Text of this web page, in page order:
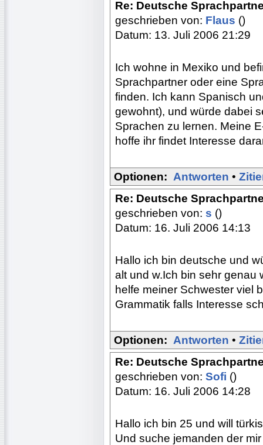
Re: Deutsche
geschrieben von: Flaus ()
Datum: 13. Juli 2006 21:29
Ich wohne in Mexiko und
Sprachpartner oder eine
finden. Ich kann Spanisch
gewohnt), und würde dabei
Sprachen zu lernen. Meine
hoffe ihr findet Interesse
Optionen: Antworten •
Re: Deutsche
geschrieben von: s ()
Datum: 16. Juli 2006 14:13
Hallo ich bin deutsche und
alt und w.Ich bin sehr genau
helfe meiner Schwester viel
Grammatik falls Interesse
Optionen: Antworten •
Re: Deutsche
geschrieben von: Sofi ()
Datum: 16. Juli 2006 14:28
Hallo ich bin 25 und will
Und suche jemanden der